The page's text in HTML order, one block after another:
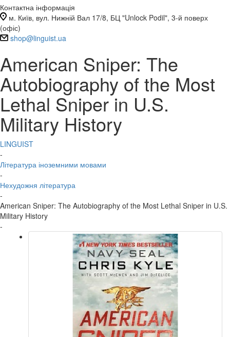
Контактна інформація
м. Київ, вул. Нижній Вал 17/8, БЦ "Unlock Podil", 3-й поверх
(офіс)
shop@linguist.ua
American Sniper: The
Autobiography of the Most
Lethal Sniper in U.S.
Military History
LINGUIST
-
Література іноземними мовами
-
Нехудожня література
-
American Sniper: The Autobiography of the Most Lethal Sniper in U.S.
Military History
-